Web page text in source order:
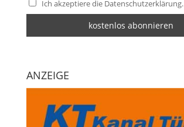
Ich akzeptiere die Datenschutzerklärung.
ANZEIGE